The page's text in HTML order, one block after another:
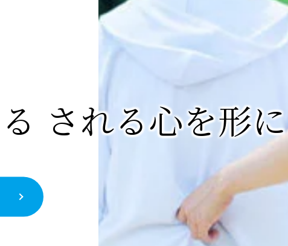
される心を形に
報の少ない
対策を実現